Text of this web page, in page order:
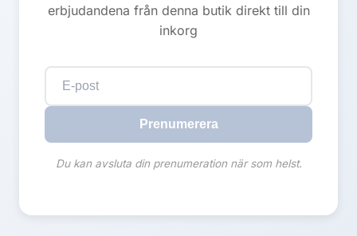
erbjudandena från denna butik direkt till din
inkorg
Prenumerera
Du kan avsluta din prenumeration när som helst.